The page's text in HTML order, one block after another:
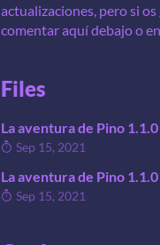
actualizaciones, pero si
comentar aquí debajo o
Files
La aventura de Pino
Sep 15, 2021
La aventura de Pino
Sep 15, 2021